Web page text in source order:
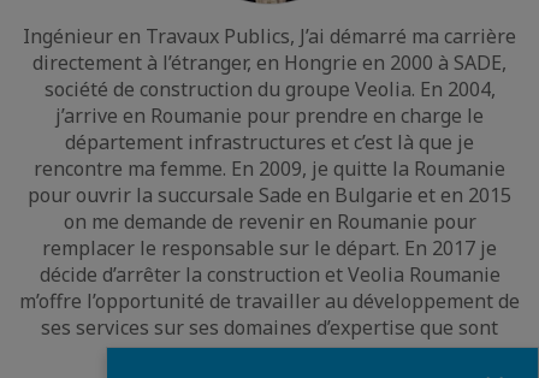
Ingénieur en Travaux Publics, J’ai démarré ma carrière
directement à l’étranger, en Hongrie en 2000 à SADE,
société de construction du groupe Veolia. En 2004,
j’arrive en Roumanie pour prendre en charge le
département infrastructures et c’est là que je
rencontre ma femme. En 2009, je quitte la Roumanie
pour ouvrir la succursale Sade en Bulgarie et en 2015
on me demande de revenir en Roumanie pour
remplacer le responsable sur le départ. En 2017 je
décide d’arrêter la construction et Veolia Roumanie
m’offre l’opportunité de travailler au développement de
ses services sur ses domaines d’expertise que sont
l’eau, les déchets et l’énergie.